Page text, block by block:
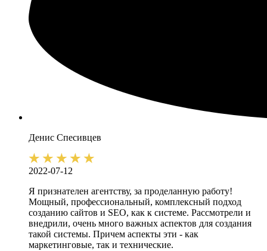
Денис Спесивцев
2022-07-12
Я признателен агентству, за проделанную работу!
Мощный, профессиональный, комплексный подход
созданию сайтов и SEO, как к системе. Рассмотрели и
внедрили, очень много важных аспектов для создания
такой системы. Причем аспекты эти - как
маркетинговые, так и технические.